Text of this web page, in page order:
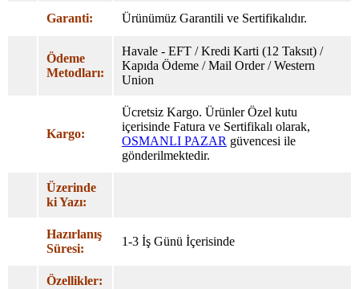
Garanti: Ürünümüz Garantili ve Sertifikalıdır.
Ödeme
Metodları:
Havale - EFT / Kredi Karti (12 Taksıt) /
Kapıda Ödeme / Mail Order / Western
Union
Kargo:
Ücretsiz Kargo. Ürünler Özel kutu
içerisinde Fatura ve Sertifikalı olarak,
OSMANLI PAZAR güvencesi ile
gönderilmektedir.
Üzerinde
ki Yazı:
Hazırlanış
Süresi:
1-3 İş Günü İçerisinde
Özellikler: